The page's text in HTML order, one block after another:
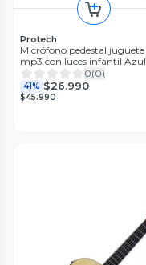
Protech
Micrófono pedestal juguete
mp3 con luces infantil Azul
0(0)
41% $26.990
$45.990